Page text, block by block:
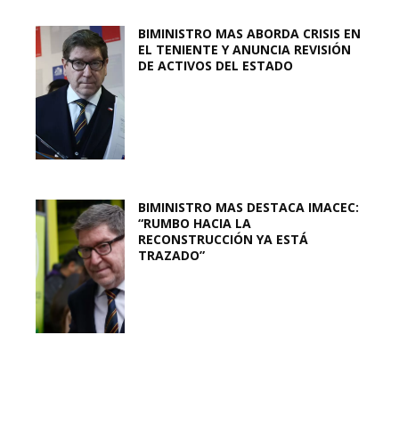
BIMINISTRO MAS ABORDA CRISIS EN
EL TENIENTE Y ANUNCIA REVISIÓN
DE ACTIVOS DEL ESTADO
BIMINISTRO MAS DESTACA IMACEC:
“RUMBO HACIA LA
RECONSTRUCCIÓN YA ESTÁ
TRAZADO”